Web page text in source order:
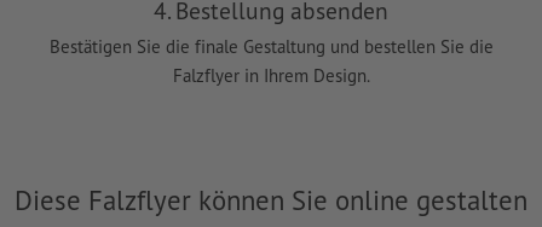
4. Bestellung absenden
Bestätigen Sie die finale Gestaltung und bestellen Sie die
Falzflyer in Ihrem Design.
Diese Falzflyer können Sie online gestalten